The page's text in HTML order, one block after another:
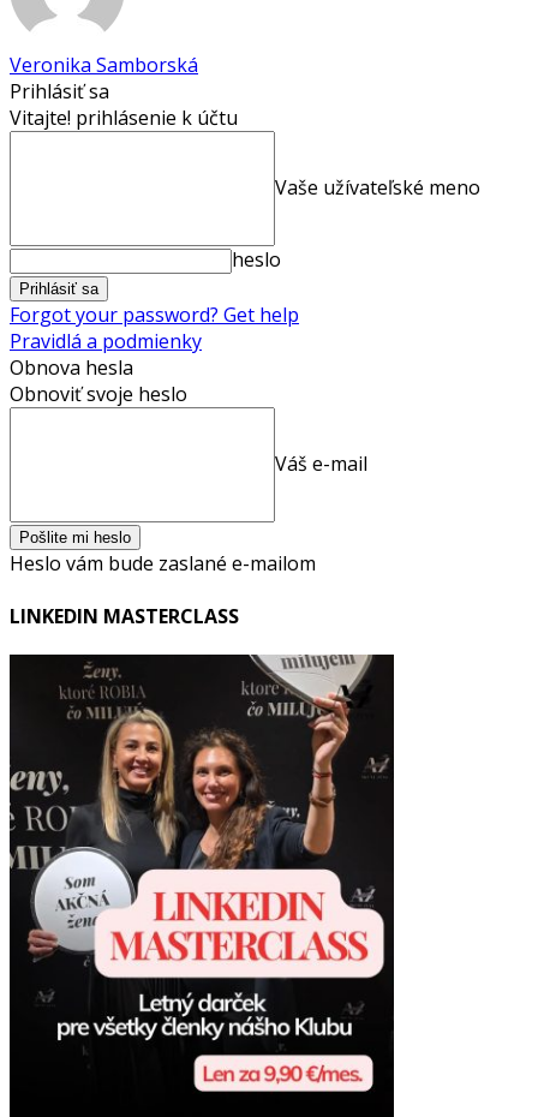
Veronika Samborská
Prihlásiť sa
Vitajte! prihlásenie k účtu
Vaše užívateľské meno
heslo
Forgot your password? Get help
Pravidlá a podmienky
Obnova hesla
Obnoviť svoje heslo
Váš e-mail
Heslo vám bude zaslané e-mailom
LINKEDIN MASTERCLASS